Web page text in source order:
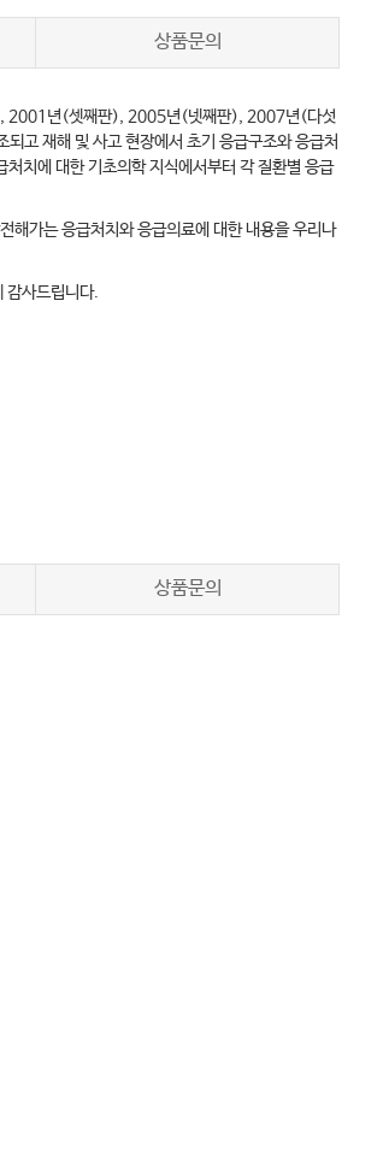
상품문의
), 2001년(셋째판), 2005년(넷째판), 2007년(다섯
고 재해 및 사고 현장에서 초기 응급구조와 응급처
치에 대한 기초의학 지식에서부터 각 질환별 응급
해가는 응급처치와 응급의료에 대한 내용을 우리나
감사드립니다.
상품문의